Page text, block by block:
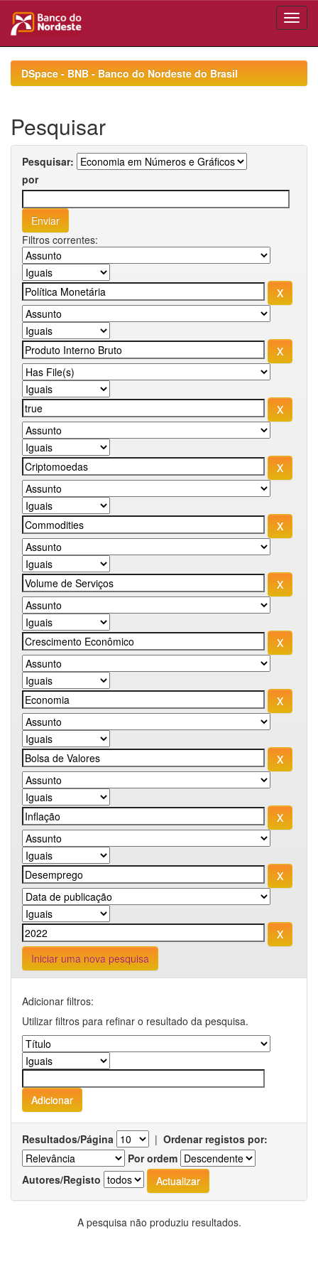
navigationDSpace - BNB - Banco do Nordeste do Brasil
Pesquisar
Pesquisar:
por
Filtros correntes:
Iniciar uma nova pesquisa
Adicionar filtros:
Utilizar filtros para refinar o resultado da pesquisa.
Resultados/Página | Ordenar registos por:
Por ordem
Autores/Registo
A pesquisa não produziu resultados.